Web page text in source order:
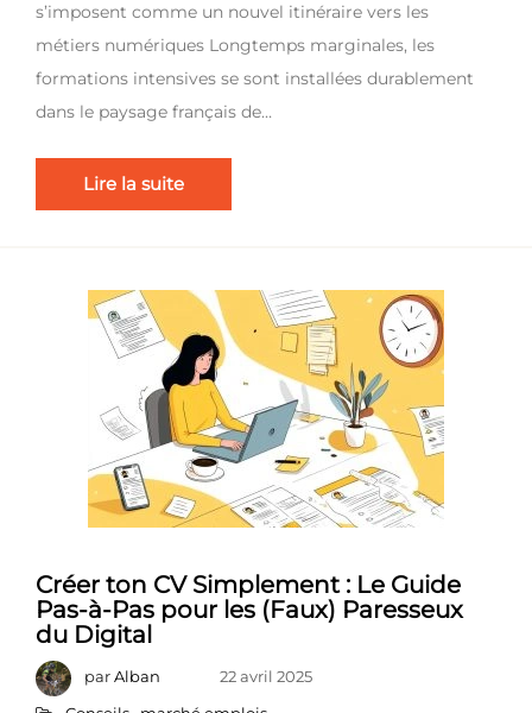
s’imposent comme un nouvel itinéraire vers les
métiers numériques Longtemps marginales, les
formations intensives se sont installées durablement
dans le paysage français de…
Lire la suite
Créer ton CV Simplement : Le Guide
Pas-à-Pas pour les (Faux) Paresseux
du Digital
parAlban
22 avril 2025